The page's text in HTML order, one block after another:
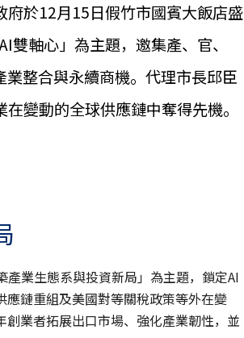
於12月15日假竹市國賓大飯店盛
軸心」為主題，邀集產、官、
整合與永續商機。代理市長邱臣
變動的全球供應鏈中奪得先機。
業生態系與投資新局」為主題，鎖定AI
鏈重組及美國對等關稅政策等外在變
業者拓展出口市場、強化產業韌性，並